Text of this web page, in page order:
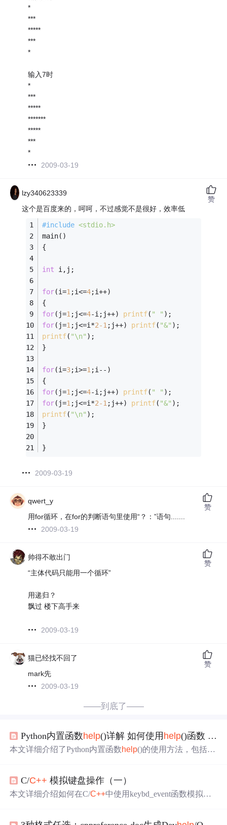
*
***
*****
***
*
输入7时
*
***
*****
*******
*****
***
*
2009-03-19
lzy340623339
这个是百度来的，呵呵，不过感觉不是很好，效率低
#include <stdio.h>
main()
{
int i,j;
for(i=1 ;i<=4;i++)
{
for(j=1 ;j<=4-i;j++) printf( " " );
for(j=1 ;j<=i*2-1 ;j++) printf( "&" );
printf( "\n" );
}
for(i=3;i>=1 ;i--)
{
for(j=1 ;j<=4-i;j++) printf( " " );
for(j=1 ;j<=i*2-1 ;j++) printf( "&" );
printf( "\n" );
}
}
2009-03-19
赞
qwert_y
用for循环，在for的判断语句里使用“？：”语句.......
2009-03-19
赞
帅得不敢出门
“主体代码只能用一个循环”
用递归？
飘过 楼下高手来
2009-03-19
赞
猫已经找不回了
mark先
2009-03-19
赞
——到底了——
Python内置函数help()详解 如何使用 help()函数 获取模块的
本文详细介绍了Python内置函数help()的使用方法，包括如
用Python。
C/C++ 模拟键盘操作（一）
本文详细介绍如何在C/C++中使用keybd_event函数模拟键